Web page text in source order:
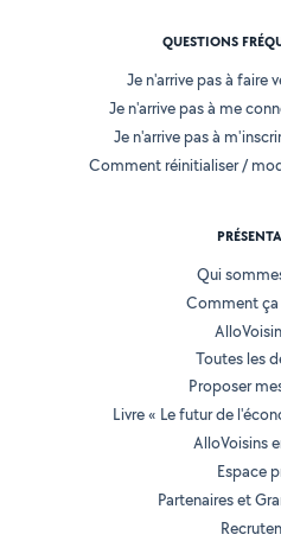
QUESTIONS
Je n'arrive pas à faire
Je n'arrive pas à me
Je n'arrive pas à
Comment réinitialiser /
Qui
Comment ça
Toutes les
Proposer
Livre « Le futur de
AlloVoisins
Espace
Partenaires et